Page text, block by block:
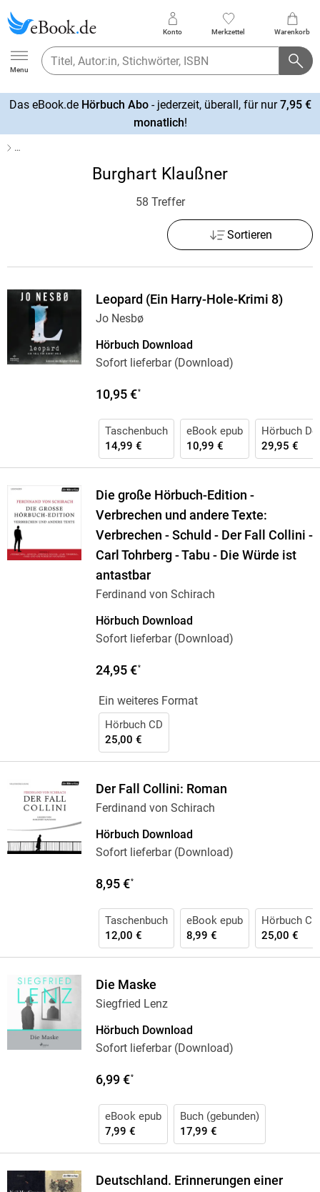
Ebook.de
Menu
Konto Merkzettel Warenkorb
Das eBook.de Hörbuch Abo- jederzeit, überall, für nur7,95 €
monatlich!
…
Burghart Klaußner
58 Treffer
Sortieren
Leopard (Ein Harry-Hole-Krimi 8)
Jo Nesbø
Hörbuch Download
Sofort lieferbar (Download)
10,95 €*
Taschenbuch
14,99 €
eBook epub
10,99 €
Hörbuch
29,95 €
Die große Hörbuch-Edition -
Verbrechen und andere Texte:
Verbrechen - Schuld - Der Fall Collini -
Carl Tohrberg - Tabu - Die Würde ist
antastbar
Ferdinand von Schirach
Hörbuch Download
Sofort lieferbar (Download)
24,95 €*
Ein weiteres Format
Hörbuch CD
25,00 €
Der Fall Collini: Roman
Ferdinand von Schirach
Hörbuch Download
Sofort lieferbar (Download)
8,95 €*
Taschenbuch
12,00 €
eBook epub
8,99 €
Hörbuch CD
25,00 €
Die Maske
Siegfried Lenz
Hörbuch Download
Sofort lieferbar (Download)
6,99 €*
eBook epub
7,99 €
Buch (gebunden)
17,99 €
Deutschland. Erinnerungen einer